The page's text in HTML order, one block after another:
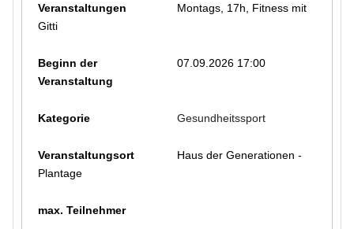
Montags, 17h, Fitness mit
Gitti
07.09.2026 17:00
Gesundheitssport
Haus der Generationen -
Plantage